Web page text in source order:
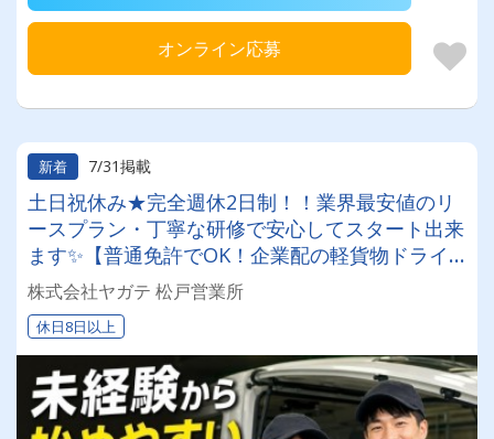
オンライン応募
新着 7/31掲載
土日祝休み★完全週休2日制！！業界最安値のリ
ースプラン・丁寧な研修で安心してスタート出来
ます✨【普通免許でOK！企業配の軽貨物ドライ
バー！！】日払い・週払いOK♪しっかり稼いで生
活安定♪＼社員登用実績あり◎キャリアアップも
狙えます！／
株式会社ヤガテ 松戸営業所
休日8日以上